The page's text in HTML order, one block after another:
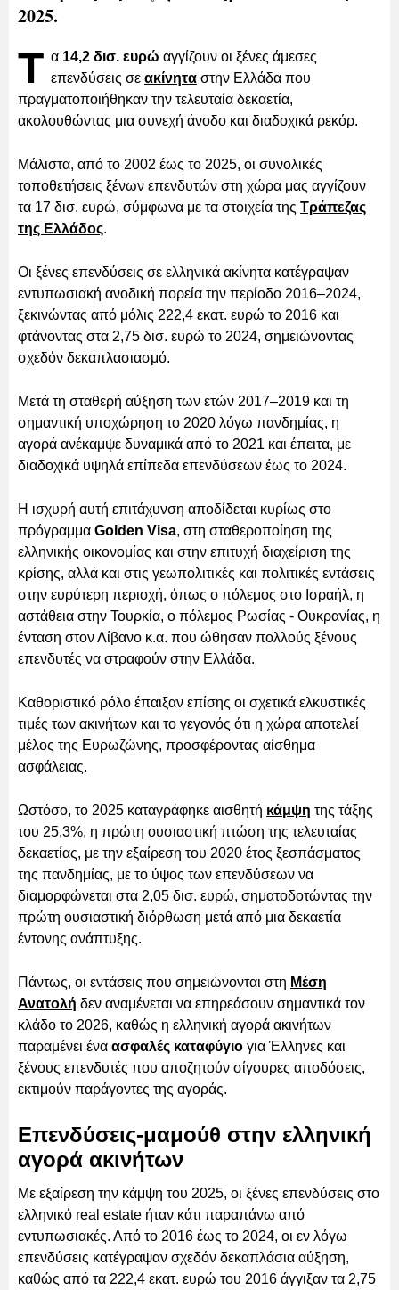
2025.
Τ α 14,2 δισ. ευρώ αγγίζουν οι ξένες άμεσες
επενδύσεις σε ακίνητα στην Ελλάδα που
πραγματοποιήθηκαν την τελευταία δεκαετία,
ακολουθώντας μια συνεχή άνοδο και διαδοχικά ρεκόρ.
Μάλιστα, από το 2002 έως το 2025, οι συνολικές
τοποθετήσεις ξένων επενδυτών στη χώρα μας αγγίζουν
τα 17 δισ. ευρώ, σύμφωνα με τα στοιχεία της Τράπεζας
της Ελλάδος.
Οι ξένες επενδύσεις σε ελληνικά ακίνητα κατέγραψαν
εντυπωσιακή ανοδική πορεία την περίοδο 2016–2024,
ξεκινώντας από μόλις 222,4 εκατ. ευρώ το 2016 και
φτάνοντας στα 2,75 δισ. ευρώ το 2024, σημειώνοντας
σχεδόν δεκαπλασιασμό.
Μετά τη σταθερή αύξηση των ετών 2017–2019 και τη
σημαντική υποχώρηση το 2020 λόγω πανδημίας, η
αγορά ανέκαμψε δυναμικά από το 2021 και έπειτα, με
διαδοχικά υψηλά επίπεδα επενδύσεων έως το 2024.
Η ισχυρή αυτή επιτάχυνση αποδίδεται κυρίως στο
πρόγραμμα Golden Visa, στη σταθεροποίηση της
ελληνικής οικονομίας και στην επιτυχή διαχείριση της
κρίσης, αλλά και στις γεωπολιτικές και πολιτικές εντάσεις
στην ευρύτερη περιοχή, όπως ο πόλεμος στο Ισραήλ, η
αστάθεια στην Τουρκία, ο πόλεμος Ρωσίας - Ουκρανίας, η
ένταση στον Λίβανο κ.α. που ώθησαν πολλούς ξένους
επενδυτές να στραφούν στην Ελλάδα.
Καθοριστικό ρόλο έπαιξαν επίσης οι σχετικά ελκυστικές
τιμές των ακινήτων και το γεγονός ότι η χώρα αποτελεί
μέλος της Ευρωζώνης, προσφέροντας αίσθημα
ασφάλειας.
Ωστόσο, το 2025 καταγράφηκε αισθητή κάμψη της τάξης
του 25,3%, η πρώτη ουσιαστική πτώση της τελευταίας
δεκαετίας, με την εξαίρεση του 2020 έτος ξεσπάσματος
της πανδημίας, με το ύψος των επενδύσεων να
διαμορφώνεται στα 2,05 δισ. ευρώ, σηματοδοτώντας την
πρώτη ουσιαστική διόρθωση μετά από μια δεκαετία
έντονης ανάπτυξης.
Πάντως, οι εντάσεις που σημειώνονται στη Μέση
Ανατολή δεν αναμένεται να επηρεάσουν σημαντικά τον
κλάδο το 2026, καθώς η ελληνική αγορά ακινήτων
παραμένει ένα ασφαλές καταφύγιο για Έλληνες και
ξένους επενδυτές που αποζητούν σίγουρες αποδόσεις,
εκτιμούν παράγοντες της αγοράς.
Επενδύσεις-μαμούθ στην ελληνική
αγορά ακινήτων
Με εξαίρεση την κάμψη του 2025, οι ξένες επενδύσεις στο
ελληνικό real estate ήταν κάτι παραπάνω από
εντυπωσιακές. Από το 2016 έως το 2024, οι εν λόγω
επενδύσεις κατέγραψαν σχεδόν δεκαπλάσια αύξηση,
καθώς από τα 222,4 εκατ. ευρώ του 2016 άγγιξαν τα 2,75